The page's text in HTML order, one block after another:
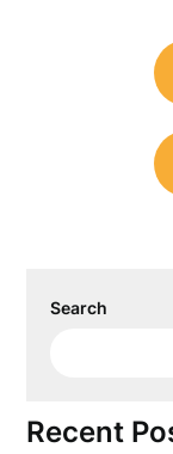
navigation
Search
Recent